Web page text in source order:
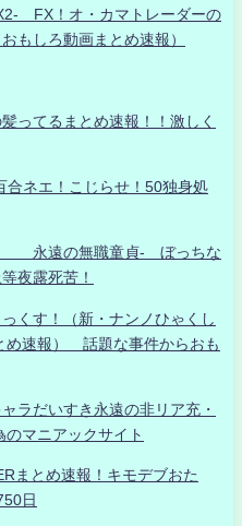
FX！オ・カマトレーダーの
もしろ動画まとめ速報）
ってるまとめ速報！！激しく
合ネエ！こじらせ！50独身処
永遠の無職童貞- ぼっちな
夜露死苦！
くす！（新・ナンノひゃくし
め速報） 話題な事件からおも
ラだいすき永遠の非リア充・
マニアックサイト
まとめ速報！キモデブおた
日